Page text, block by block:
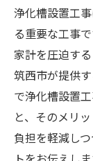
浄化槽設置工
る重要な工事
家計を圧迫す
筑西市が提供
で浄化槽設置
と、そのメリ
負担を軽減し